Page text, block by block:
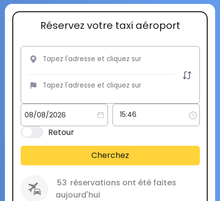
Réservez votre taxi aéroport
Retour
Cherchez
53 réservations ont été faites
aujourd'hui